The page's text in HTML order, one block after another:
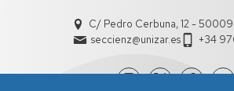
C/ Pedro Cerbuna, 12 -
seccienz@unizar.es
+34